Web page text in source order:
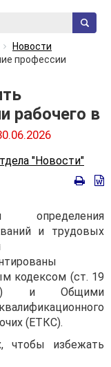
Новости
профессии
рабочего в
"Новости"
определения
и трудовых
кодексом (ст. 19
и Общими
(ЕТКС).
чтобы избежать